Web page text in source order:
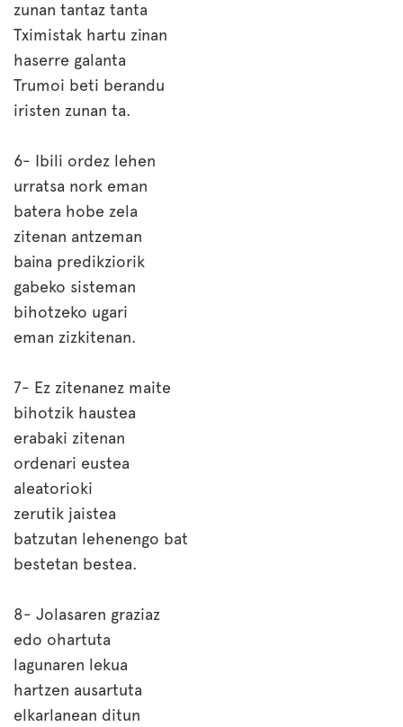
zunan tantaz tanta
Tximistak hartu zinan
haserre galanta
Trumoi beti berandu
iristen zunan ta.
6- Ibili ordez lehen
urratsa nork eman
batera hobe zela
zitenan antzeman
baina predikziorik
gabeko sisteman
bihotzeko ugari
eman zizkitenan.
7- Ez zitenanez maite
bihotzik haustea
erabaki zitenan
ordenari eustea
aleatorioki
zerutik jaistea
batzutan lehenengo bat
bestetan bestea.
8- Jolasaren graziaz
edo ohartuta
lagunaren lekua
hartzen ausartuta
elkarlanean ditun